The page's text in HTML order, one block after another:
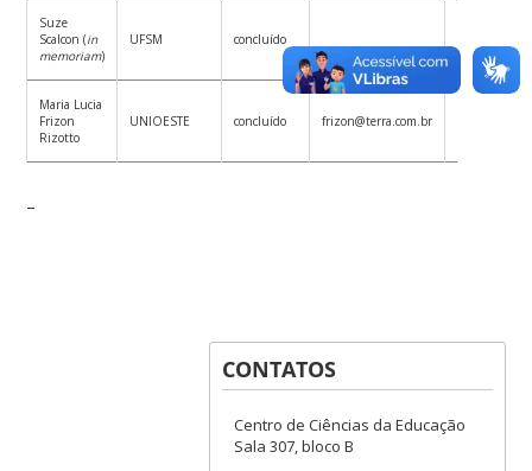
Suze
Scalcon (in
memoriam)
UFSM concluído
Maria Lucia
Frizon
Rizotto
UNIOESTE concluído frizon@terra.com.br
–
CONTATOS
Centro de Ciências da Educação
Sala 307, bloco B